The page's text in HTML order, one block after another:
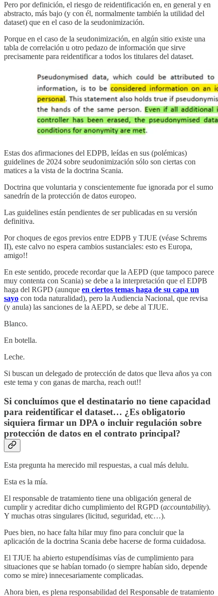
Pero por definición, el riesgo de reidentificación en, en general y en
abstracto, más bajo (y con él, normalmente también la utilidad del
dataset) que en el caso de la seudonimización.
Porque en el caso de la seudonimización, en algún sitio existe una
tabla de correlación u otro pedazo de información que sirve
precisamente para reidentificar a todos los titulares del dataset.
Estas dos afirmaciones del EDPB, leídas en sus (polémicas)
guidelines de 2024 sobre seudonimización sólo son ciertas con
matices a la vista de la doctrina Scania.
Doctrina que voluntaria y conscientemente fue ignorada por el sumo
sanedrín de la protección de datos europeo.
Las guidelines están pendientes de ser publicadas en su versión
definitiva.
Por choques de egos previos entre EDPB y TJUE (véase Schrems
II), este calvo no espera cambios sustanciales: esto es Europa,
amigo!!
En este sentido, procede recordar que la AEPD (que tampoco parece
muy contenta con Scania) se debe a la interpretación que el EDPB
haga del RGPD (aunque en ciertos temas haga de su capa un
sayo con toda naturalidad), pero la Audiencia Nacional, que revisa
(y anula) las sanciones de la AEPD, se debe al TJUE.
Blanco.
En botella.
Leche.
Si buscan un delegado de protección de datos que lleva años ya con
este tema y con ganas de marcha, reach out!!
Si concluímos que el destinatario no tiene capacidad
para reidentificar el dataset… ¿Es obligatorio
siquiera firmar un DPA o incluir regulación sobre
protección de datos en el contrato principal?
Esta pregunta ha merecido mil respuestas, a cual más delulu.
Esta es la mía.
El responsable de tratamiento tiene una obligación general de
cumplir y acreditar dicho cumplimiento del RGPD (accountability).
Y muchas otras singulares (licitud, seguridad, etc…).
Pues bien, no hace falta hilar muy fino para concluir que la
aplicación de la doctrina Scania debe hacerse de forma cuidadosa.
El TJUE ha abierto estupendísimas vías de cumplimiento para
situaciones que se habían tornado (o siempre habían sido, depende
como se mire) innecesariamente complicadas.
Ahora bien, es plena responsabilidad del Responsable de tratamiento